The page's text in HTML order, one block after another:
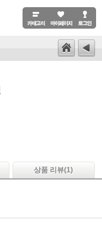
상품 리뷰(1)